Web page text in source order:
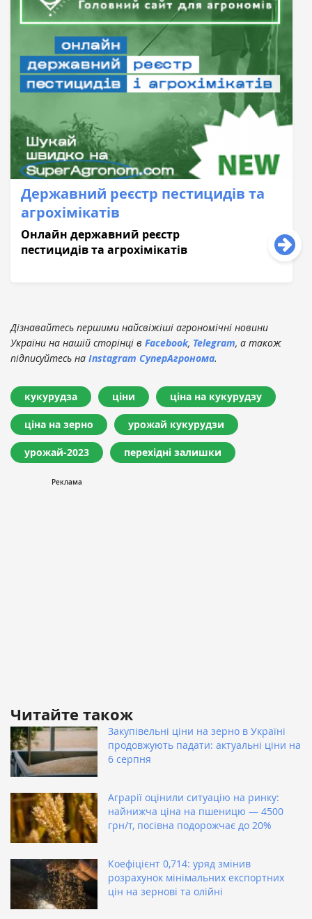
Державний реєстр пестицидів та
агрохімікатів
Онлайн державний реєстр
пестицидів та агрохімікатів
Дізнавайтесь першими найсвіжіші агрономічні новини
України на нашій сторінці в Facebook, Telegram, а також
підписуйтесь на Instagram СуперАгронома.
кукурудза ціни ціна на кукурудзу
ціна на зерно урожай кукурудзи
урожай-2023 перехідні залишки
Читайте також
Закупівельні ціни на зерно в Україні
продовжують падати: актуальні ціни на
6 серпня
Аграрії оцінили ситуацію на ринку:
найнижча ціна на пшеницю — 4500
грн/т, посівна подорожчає до 20%
Коефіцієнт 0,714: уряд змінив
розрахунок мінімальних експортних
цін на зернові та олійні